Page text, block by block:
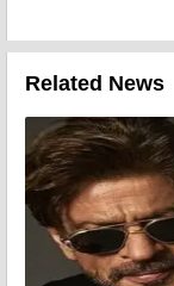
Related News